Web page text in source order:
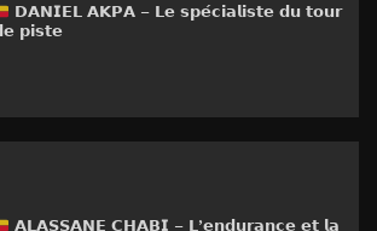
𝗗𝗔𝗡𝗜𝗘𝗟 𝗔𝗞𝗣𝗔 – 𝗟𝗲 𝘀𝗽𝗲́𝗰𝗶𝗮𝗹𝗶𝘀𝘁𝗲 𝗱𝘂 𝘁𝗼𝘂𝗿
𝗽𝗶𝘀𝘁𝗲
𝗔𝗟𝗔𝗦𝗦𝗔𝗡𝗘 𝗖𝗛𝗔𝗕𝗜 – 𝗟’𝗲𝗻𝗱𝘂𝗿𝗮𝗻𝗰𝗲 𝗲𝘁 𝗹𝗮